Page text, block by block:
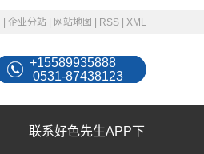
企业分站 网站地图 RSS XML
+15589935888
0531-87438123
联系好色先生APP下